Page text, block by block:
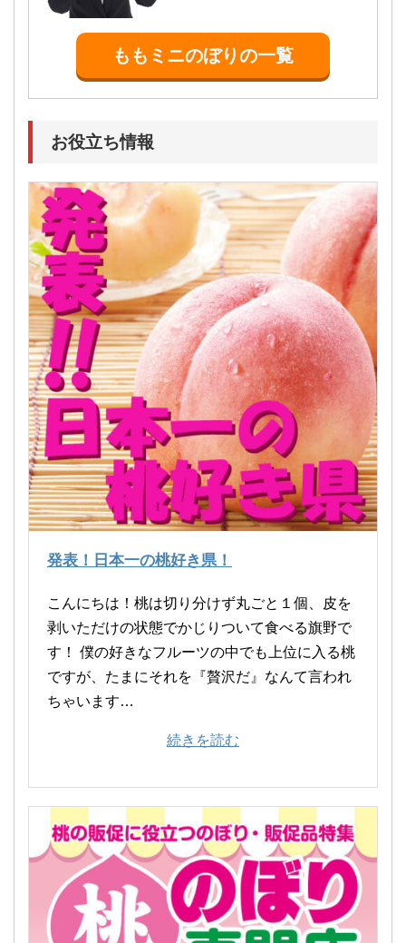
YK-825
TN-337
桃直売横幕の一覧
YK-832
YK-822
全国発送横幕の一覧
TN-339
YK-817
桃狩り横幕の一覧
YK-905
TN-378
品種名横幕の一覧
YK-802
TN-332
地名横幕の一覧
ももミニのぼりの一覧
JA-565
JA-582 TN-388
桃直売ミニのぼりの一覧
JA-579
JA-586 TN-391
全国発送ミニのぼりの一覧
JA-572
JA-573 TN-389
桃狩りミニのぼりの一覧
JA-655
JA-661 TN-425
品種名ミニのぼりの一覧
JA-557
JA-563 JA-552
地名ミニのぼりの一覧
お役立ち情報
発表！日本一の桃好き県！
こんにちは！桃は切り分けず丸ごと１個、皮を
剥いただけの状態でかじりついて食べる旗野で
す！ 僕の好きなフルーツの中でも上位に入る桃
ですが、たまにそれを『贅沢だ』なんて言われ
ちゃいます…
続きを読む